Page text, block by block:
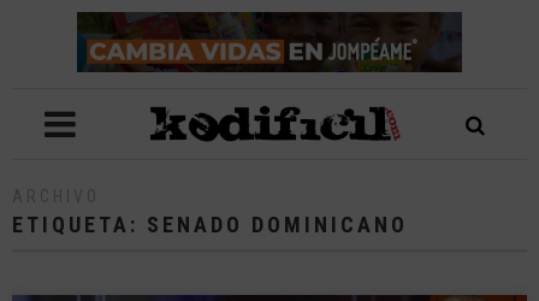
ETIQUETA: SENADO DOMINICANO